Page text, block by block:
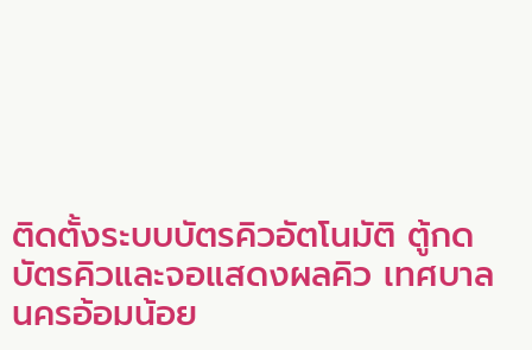
ติดตั้งระบบบัตรคิวอัตโนมัติ ตู้กด
บัตรคิวและจอแสดงผลคิว เทศบาล
นครอ้อมน้อย